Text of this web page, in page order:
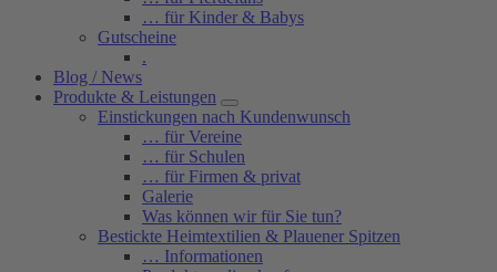
… für Kinder & Babys
Gutscheine
.
Blog / News
Produkte & Leistungen
Einstickungen nach Kundenwunsch
… für Vereine
… für Schulen
… für Firmen & privat
Galerie
Was können wir für Sie tun?
Bestickte Heimtextilien & Plauener Spitzen
… Informationen